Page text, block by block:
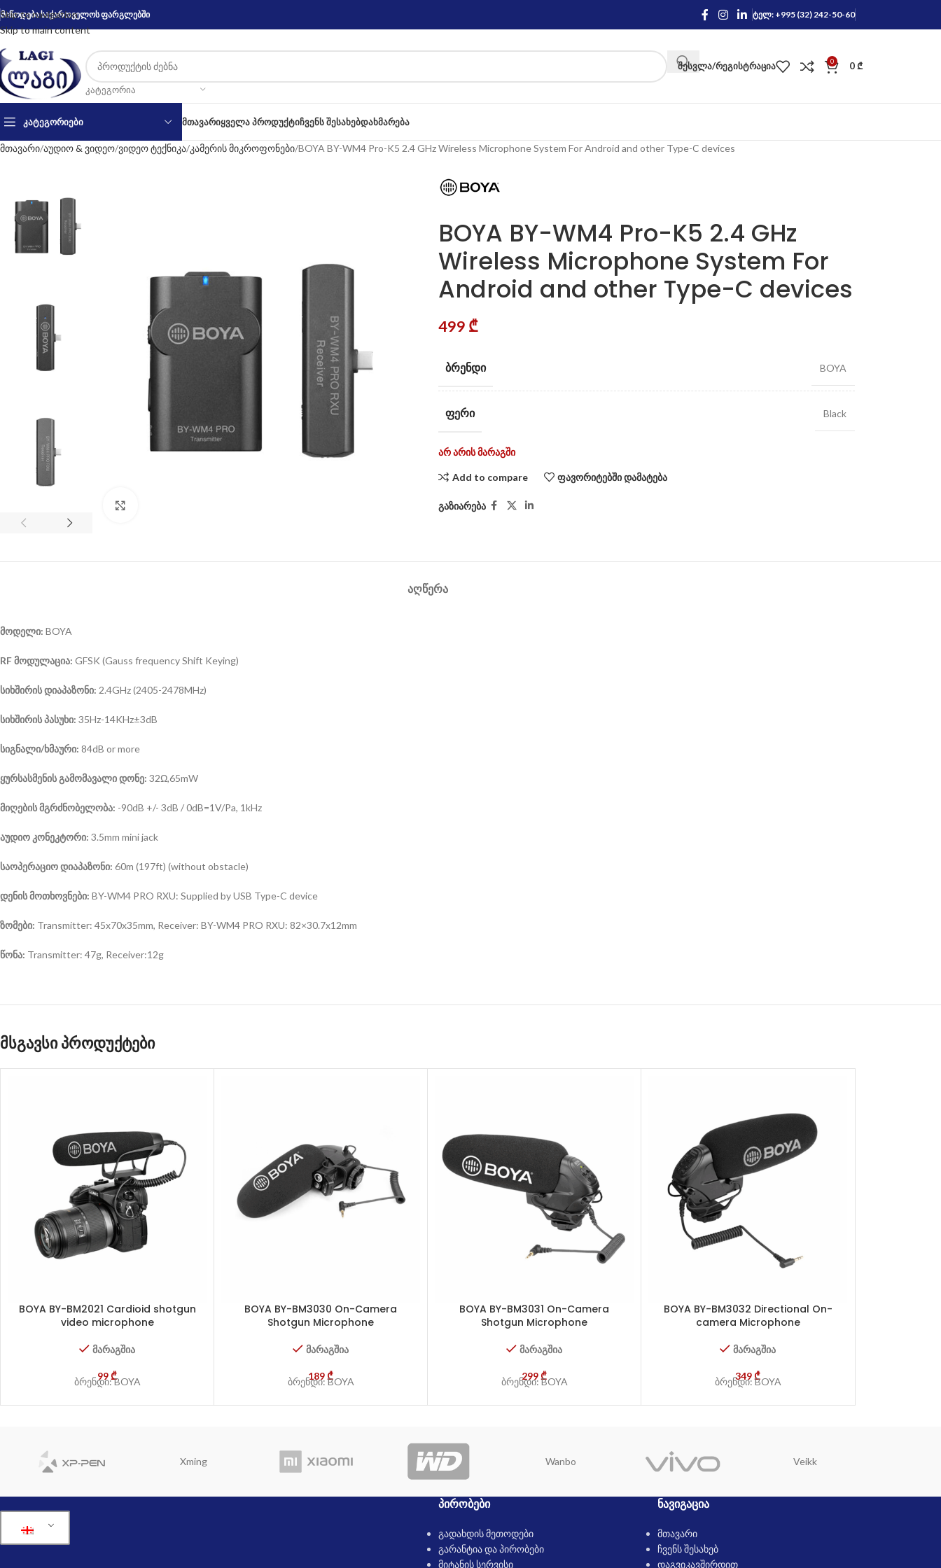
Skip to navigation
Skip to main content
მიწოდება საქართველოს ფარგლებში ტელ: +995 (32) 242-50-60
ᲙᲐᲢᲔᲒᲝᲠᲘᲐ
ᲨᲔᲡᲕᲚᲐ/ᲠᲔᲒᲘᲡᲢᲠᲐᲪᲘᲐ 0 0₾
ᲙᲐᲢᲔᲒᲝᲠᲘᲔᲑᲘ ᲛᲗᲐᲕᲐᲠᲘᲧᲕᲔᲚᲐ ᲞᲠᲝᲓᲣᲥᲢᲘᲩᲕᲔᲜᲡ ᲨᲔᲡᲐᲮᲔᲑᲓᲐᲮᲛᲐᲠᲔᲑᲐ
მთავარი აუდიო & ვიდეო ვიდეო ტექნიკა კამერის მიკროფონები BOYA BY-WM4 Pro-K5 2.4 GHz Wireless Microphone System For Android and other Type-C devices
BOYA BY-WM4 Pro-K5 2.4 GHz
Wireless Microphone System For
Android and other Type-C devices
499 ₾
ᲑᲠᲔᲜᲓᲘ BOYA
ᲤᲔᲠᲘ Black
არ არის მარაგში
Add to compare ფავორიტებში დამატება
გაზიარება
ᲐᲦᲬᲔᲠᲐ
მოდელი: BOYA
RF მოდულაცია: GFSK (Gauss frequency Shift Keying)
სიხშირის დიაპაზონი: 2.4GHz (2405-2478MHz)
სიხშირის პასუხი: 35Hz-14KHz±3dB
სიგნალი/ხმაური: 84dB or more
ყურსასმენის გამომავალი დონე: 32Ω,65mW
მიღების მგრძნობელობა: -90dB +/- 3dB / 0dB=1V/Pa, 1kHz
აუდიო კონეკტორი: 3.5mm mini jack
საოპერაციო დიაპაზონი: 60m (197ft) (without obstacle)
დენის მოთხოვნები: BY-WM4 PRO RXU: Supplied by USB Type-C device
ზომები: Transmitter: 45x70x35mm, Receiver: BY-WM4 PRO RXU: 82×30.7x12mm
წონა: Transmitter: 47g, Receiver:12g
მსგავსი პროდუქტები
BOYA BY-BM2021 Cardioid shotgun
video microphone
მარაგშია
99₾
ბრენდი: BOYA
BOYA BY-BM3030 On-Camera
Shotgun Microphone
მარაგშია
189₾
ბრენდი: BOYA
BOYA BY-BM3031 On-Camera
Shotgun Microphone
მარაგშია
299₾
ბრენდი: BOYA
BOYA BY-BM3032 Directional On-
camera Microphone
მარაგშია
349₾
ბრენდი: BOYA
Xming Wanbo Veikk
ᲞᲘᲠᲝᲑᲔᲑᲘ
გადახდის მეთოდები
გარანტია და პირობები
მიტანის სერვისი
ᲜᲐᲕᲘᲒᲐᲪᲘᲐ
მთავარი
ჩვენს შესახებ
დაგვიკავშირდით